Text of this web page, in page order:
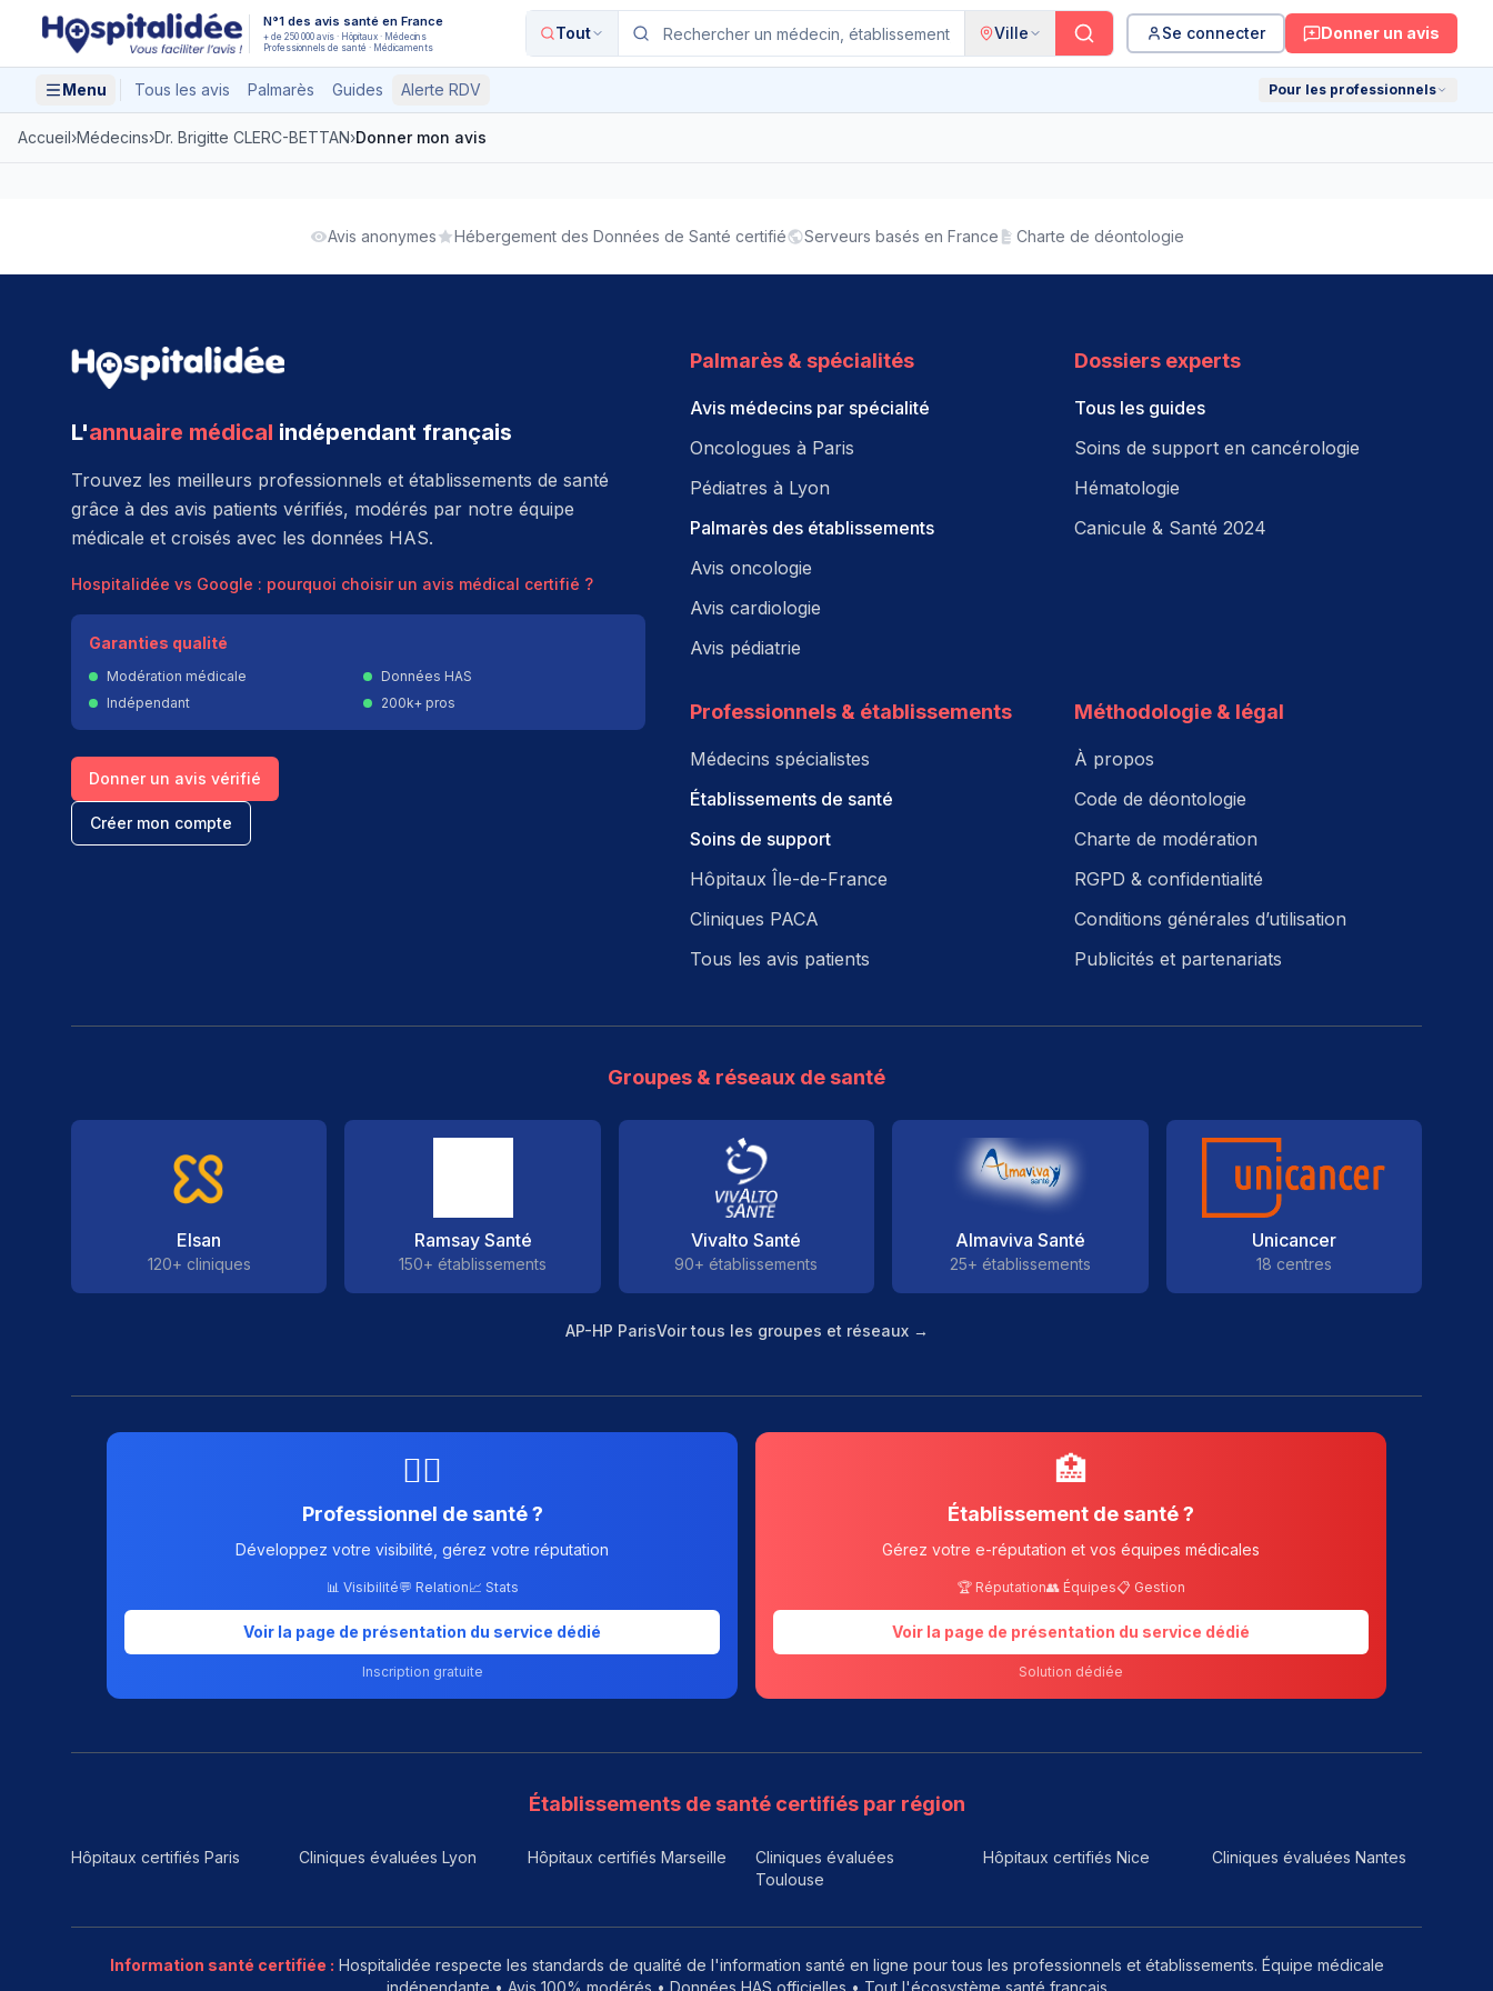
Aller au contenu principal N°1 des avis santé en France
+ de 250 000 avis · Hôpitaux · Médecins
Professionnels de santé · Médicaments
Tout Ville Se connecter Donner un avis
Menu Tous les avis Palmarès Guides Alerte RDV Pour les professionnels
Accueil›Médecins›Dr. Brigitte CLERC-BETTAN›Donner mon avis
Avis anonymes Hébergement des Données de Santé certifié Serveurs basés en France Charte de déontologie
L'annuaire médical indépendant français
Trouvez les meilleurs professionnels et établissements de santé
grâce à des avis patients vérifiés, modérés par notre équipe
médicale et croisés avec les données HAS.
Hospitalidée vs Google : pourquoi choisir un avis médical certifié ?
Garanties qualité
Modération médicale
Données HAS
Indépendant
200k+ pros
Donner un avis vérifié
Créer mon compte
Palmarès & spécialités
Avis médecins par spécialité
Oncologues à Paris
Pédiatres à Lyon
Palmarès des établissements
Avis oncologie
Avis cardiologie
Avis pédiatrie
Dossiers experts
Tous les guides
Soins de support en cancérologie
Hématologie
Canicule & Santé 2024
Professionnels & établissements
Médecins spécialistes
Établissements de santé
Soins de support
Hôpitaux Île-de-France
Cliniques PACA
Tous les avis patients
Méthodologie & légal
À propos
Code de déontologie
Charte de modération
RGPD & confidentialité
Conditions générales d’utilisation
Publicités et partenariats
Groupes & réseaux de santé
Elsan
120+ cliniques
Ramsay Santé
150+ établissements
Vivalto Santé
90+ établissements
Almaviva Santé
25+ établissements
Unicancer
18 centres
AP-HP ParisVoir tous les groupes et réseaux →
👨‍⚕️
Professionnel de santé ?
Développez votre visibilité, gérez votre réputation
📊 Visibilité💬 Relation📈 Stats
Voir la page de présentation du service dédié
Inscription gratuite
🏥
Établissement de santé ?
Gérez votre e-réputation et vos équipes médicales
🏆 Réputation👥 Équipes📋 Gestion
Voir la page de présentation du service dédié
Solution dédiée
Établissements de santé certifiés par région
Hôpitaux certifiés Paris Cliniques évaluées Lyon Hôpitaux certifiés Marseille
Cliniques évaluées
Toulouse
Hôpitaux certifiés Nice Cliniques évaluées Nantes
Information santé certifiée : Hospitalidée respecte les standards de qualité de l'information santé en ligne pour tous les professionnels et établissements. Équipe médicale
indépendante • Avis 100% modérés • Données HAS officielles • Tout l'écosystème santé français